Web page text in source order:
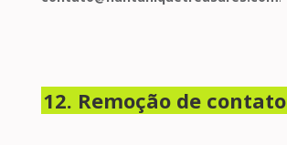
12. Remoção de contato